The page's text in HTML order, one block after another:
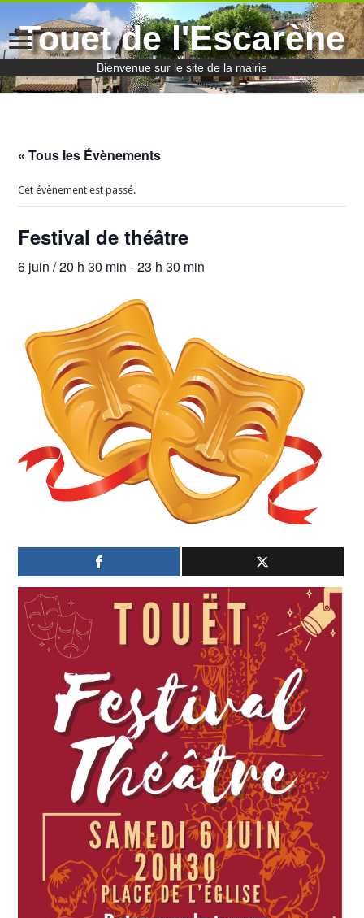
Touet de l'Escarène
Bienvenue sur le site de la mairie
« Tous les Évènements
Cet évènement est passé.
Festival de théâtre
6 juin / 20 h 30 min -23 h 30 min